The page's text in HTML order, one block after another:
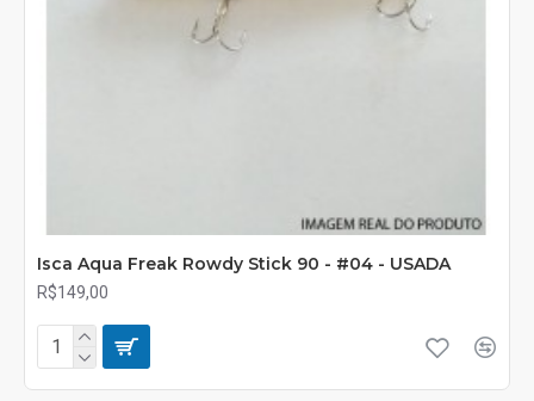
Isca Aqua Freak Rowdy Stick 90 - #04 - USADA
R$149,00